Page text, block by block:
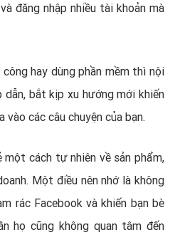
đăng nhập nhiều tài khoản mà
hay dùng phần mềm thì nội
dẫn, bắt kịp xu hướng mới khiến
các câu chuyện của bạn.
cách tự nhiên về sản phẩm,
Một điều nên nhớ là không
rác Facebook và khiến bạn bè
họ cũng không quan tâm đến